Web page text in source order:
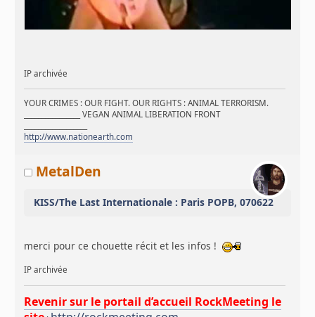
IP archivée
YOUR CRIMES : OUR FIGHT. OUR RIGHTS : ANIMAL TERRORISM.
________________ VEGAN ANIMAL LIBERATION FRONT
http://www.nationearth.com
MetalDen
KISS/The Last Internationale : Paris POPB, 070622
merci pour ce chouette récit et les infos !
IP archivée
Revenir sur le portail d’accueil RockMeeting le